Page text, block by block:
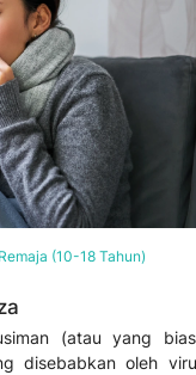
Remaja (10-18 Tahun)
(atau yang
disebabkan oleh